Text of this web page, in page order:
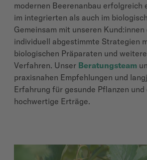
modernen Beerenanbau erfolgreich
im integrierten als auch im
Gemeinsam mit unseren
individuell abgestimmte Strategien
biologischen Präparaten und
Verfahren. Unser Beratungsteam
praxisnahen Empfehlungen und
Erfahrung für gesunde Pflanzen
hochwertige Erträge.